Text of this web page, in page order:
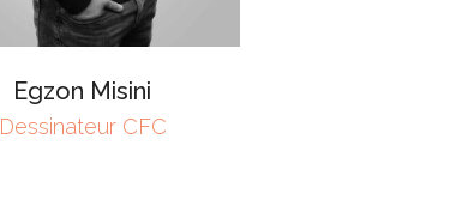
Egzon Misini
Dessinateur CFC